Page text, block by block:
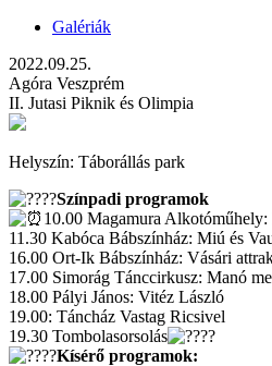
Galériák
2022.09.25.
Agóra Veszprém
II. Jutasi Piknik és Olimpia
Helyszín: Táborállás park
Színpadi programok
10.00 Magamura
11.30 Kabóca Bábszínház: Miú és
16.00 Ort-Ik Bábszínház: Vásári
17.00 Simorág Tánccirkusz: Manó
18.00 Pályi János: Vitéz László
19.00: Táncház Vastag Ricsivel
19.30 Tombolasorsolás
Kísérő programok: